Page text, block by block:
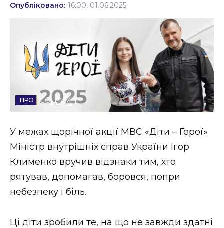
Події
Соціум
Спорт
Стиль життя
Втрачений Ужгород (відеоверсія)
ЗАКАРПАТСЬКІ НОВИНИ
Опубліковано: 16:00, 01.06.2025
СОЦІУМ
У межах щорічної акції МВС «Діти – Герої»
Міністр внутрішніх справ України Ігор
Клименко вручив відзнаки тим, хто
рятував, допомагав, боровся, попри
небезпеку і біль.
Ці діти зробили те, на що не завжди здатні